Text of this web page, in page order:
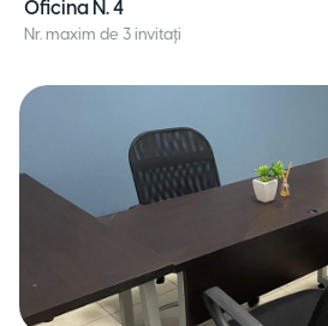
Oficina N. 4
Nr. maxim de 3 invitați